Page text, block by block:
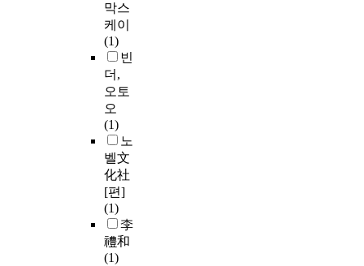
막스
케이
(1)
빈
더,
오토
오
(1)
노
벨文
化社
[편]
(1)
李
禮和
(1)